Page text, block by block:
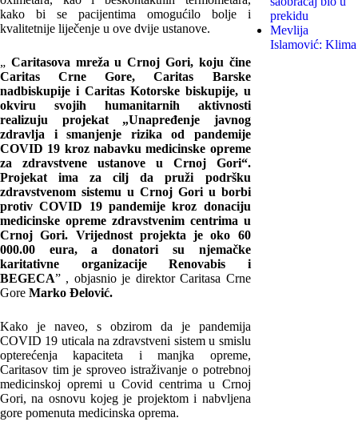
kako bi se pacijentima omogućilo bolje i
kvalitetnije liječenje u ove dvije ustanove.
„ Caritasova mreža u Crnoj Gori, koju čine
Caritas Crne Gore, Caritas Barske
nadbiskupije i Caritas Kotorske biskupije, u
okviru svojih humanitarnih aktivnosti
realizuju projekat „Unapređenje javnog
zdravlja i smanjenje rizika od pandemije
COVID 19 kroz nabavku medicinske opreme
za zdravstvene ustanove u Crnoj Gori“.
Projekat ima za cilj da pruži podršku
zdravstvenom sistemu u Crnoj Gori u borbi
protiv COVID 19 pandemije kroz donaciju
medicinske opreme zdravstvenim centrima u
Crnoj Gori. Vrijednost projekta je oko 60
000.00 eura, a donatori su njemačke
karitativne organizacije Renovabis i
BEGECA” , objasnio je direktor Caritasa Crne
Gore Marko Đelović.
Kako je naveo, s obzirom da je pandemija
COVID 19 uticala na zdravstveni sistem u smislu
opterećenja kapaciteta i manjka opreme,
Caritasov tim je sproveo istraživanje o potrebnoj
medicinskoj opremi u Covid centrima u Crnoj
Gori, na osnovu kojeg je projektom i nabvljena
gore pomenuta medicinska oprema.
prekidu
Mevlija
Islamović: Klima